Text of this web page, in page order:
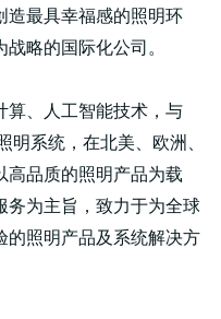
造最具幸福感的照明环
略的国际化公司。
算、人工智能技术，与
明系统，在北美、欧洲、
高品质的照明产品为载
务为主旨，致力于为全球
的照明产品及系统解决方